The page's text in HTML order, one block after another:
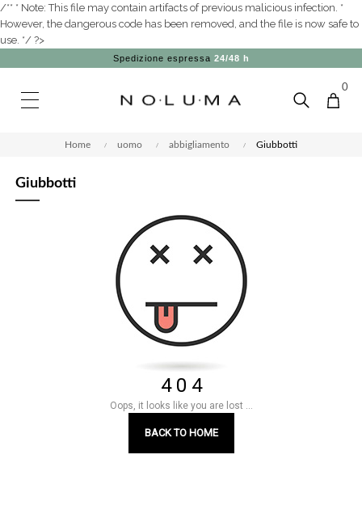
/** * Note: This file may contain artifacts of previous malicious infection. *
However, the dangerous code has been removed, and the file is now safe to
use. */ ?>
Spedizione espressa 24/48 h
0
Home uomo abbigliamento Giubbotti
Giubbotti
4 0 4
Oops, it looks like you are lost ...
BACK TO HOME